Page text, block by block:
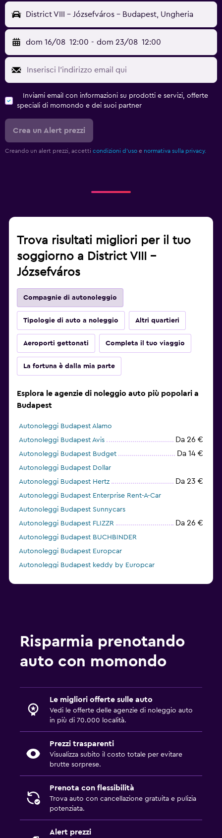
District VIII - Józsefváros - Budapest, Ungheria
dom 16/08 12:00 - dom 23/08 12:00
Inviami email con informazioni su prodotti e servizi, offerte
speciali di momondo e dei suoi partner
Crea un Alert prezzi
Creando un alert prezzi, accetti condizioni d'uso e normativa sulla privacy.
Trova risultati migliori per il tuo
soggiorno a District VIII -
Józsefváros
Compagnie di autonoleggio
Tipologie di auto a noleggio Altri quartieri
Aeroporti gettonati Completa il tuo viaggio
La fortuna è dalla mia parte
Esplora le agenzie di noleggio auto più popolari a
Budapest
Autonoleggi Budapest Alamo
Autonoleggi Budapest Avis
Da 26 €
Autonoleggi Budapest Budget Da 14 €
Autonoleggi Budapest Dollar
Autonoleggi Budapest Hertz
Da 23 €
Autonoleggi Budapest Enterprise Rent-A-Car
Autonoleggi Budapest Sunnycars
Autonoleggi Budapest FLIZZR
Da 26 €
Autonoleggi Budapest BUCHBINDER
Autonoleggi Budapest Europcar
Autonoleggi Budapest keddy by Europcar
Risparmia prenotando
auto con momondo
Le migliori offerte sulle auto
Vedi le offerte delle agenzie di noleggio auto
in più di 70.000 località.
Prezzi trasparenti
Visualizza subito il costo totale per evitare
brutte sorprese.
Prenota con flessibilità
Trova auto con cancellazione gratuita e pulizia
potenziata.
Alert prezzi